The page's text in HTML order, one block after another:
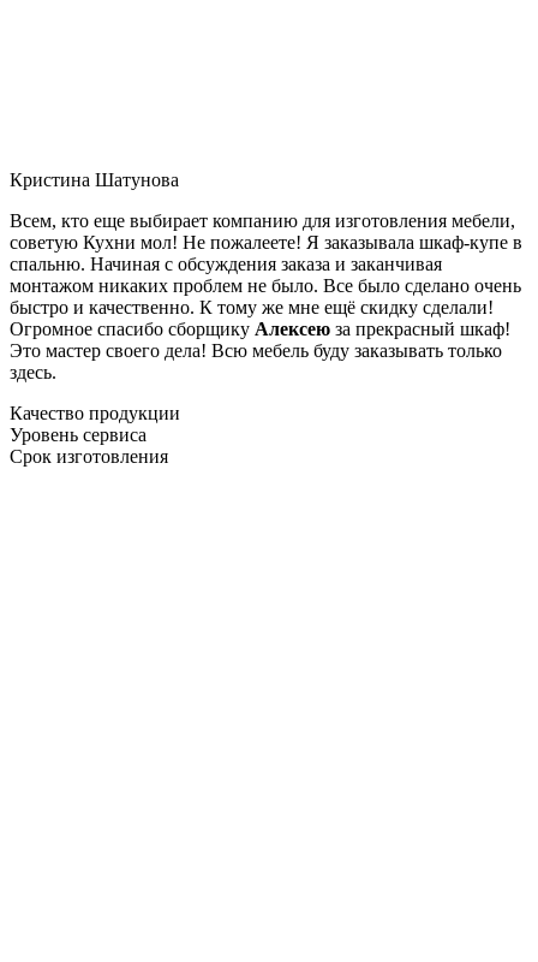
Кристина Шатунова
Всем, кто еще выбирает компанию для изготовления мебели,
советую Кухни мол! Не пожалеете! Я заказывала шкаф-купе в
спальню. Начиная с обсуждения заказа и заканчивая
монтажом никаких проблем не было. Все было сделано очень
быстро и качественно. К тому же мне ещё скидку сделали!
Огромное спасибо сборщику Алексею за прекрасный шкаф!
Это мастер своего дела! Всю мебель буду заказывать только
здесь.
Качество продукции
Уровень сервиса
Срок изготовления